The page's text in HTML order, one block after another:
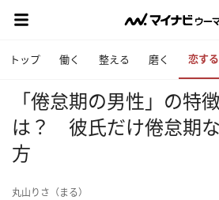
トップ 働く 整える 磨く 恋する
「倦怠期の男性」の特
は？ 彼氏だけ倦怠期
方
丸山りさ（まる）